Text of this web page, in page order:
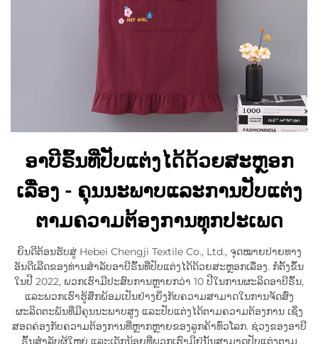
ອາບີຣົ້ນທີ່ປັບແຕ່ງໄດ້ດ້ວຍສະຫຼອກ
ເລື່ອງ - ຄຸນນະພາບແລະການປັບແຕ່ງ
ຕາມຄວາມຕ້ອງການທຸກປະເພດ
ຍິນດີຕ້ອນຮັບສູ່ Hebei Chengji Textile Co., Ltd., ຈຸດໝາຍປາຍທາງ
ອັນດີເລີດຂອງທ່ານສຳລັບອາບີຣົ້ນທີ່ປັບແຕ່ງໄດ້ດ້ວຍສະຫຼອກເລື່ອງ. ກໍ່ຕັ້ງຂຶ້ນ
ໃນປີ 2022, ພວກເຮົາມີປະສົບການຫຼາຍກວ່າ 10 ປີໃນການຜະລິດອາບີຣົ້ນ,
ແລະພວກເຮົາຮູ້ສຶກພ້ອມເປັນຢ່າງຍິ່ງກັບຄວາມສາມາດໃນການຈັດສົ່ງ
ຜະລິດຕະພັນທີ່ມີຄຸນນະພາບສູງ ແລະປັບແຕ່ງໄດ້ຕາມຄວາມຕ້ອງການ ເຊິ່ງ
ສອດຄ່ອງກັບຄວາມຕ້ອງການທີ່ຫຼາກຫຼາຍຂອງລູກຄ້າທົ່ວໂລກ. ຊ່ວງຂອງອາບີ
ຣົ້ນສຳລັບຜູ້ໃຫຍ່ ແລະເດັກນ້ອຍທີ່ພວກເຮົາມີຢູ່ນັ້ນສາມາດປັບແຕ່ງຕາມ